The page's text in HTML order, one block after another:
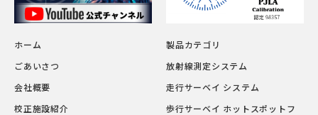
ホーム
ごあいさつ
会社概要
校正施設紹介
製品カテゴリ
放射線測定システム
走行サーベイ システム
歩行サーベイ ホットスポットフ